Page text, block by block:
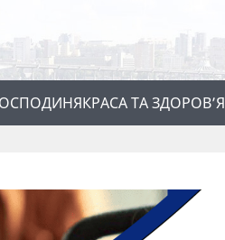
КРАСА ТА ЗДОРОВ’Я